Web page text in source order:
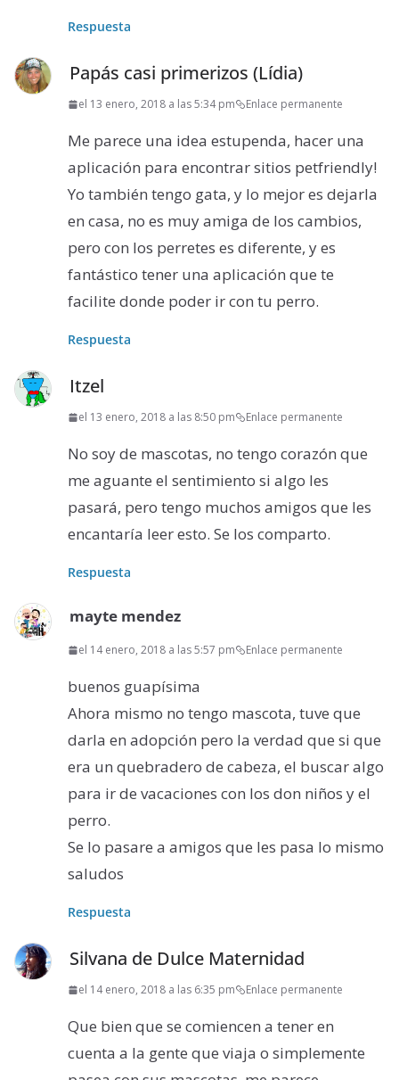
Respuesta
Papás casi primerizos (Lídia)
el 13 enero, 2018 a las 5:34 pm Enlace permanente
Me parece una idea estupenda, hacer una
aplicación para encontrar sitios petfriendly!
Yo también tengo gata, y lo mejor es dejarla
en casa, no es muy amiga de los cambios,
pero con los perretes es diferente, y es
fantástico tener una aplicación que te
facilite donde poder ir con tu perro.
Respuesta
Itzel
el 13 enero, 2018 a las 8:50 pm Enlace permanente
No soy de mascotas, no tengo corazón que
me aguante el sentimiento si algo les
pasará, pero tengo muchos amigos que les
encantaría leer esto. Se los comparto.
Respuesta
mayte mendez
el 14 enero, 2018 a las 5:57 pm Enlace permanente
buenos guapísima
Ahora mismo no tengo mascota, tuve que
darla en adopción pero la verdad que si que
era un quebradero de cabeza, el buscar algo
para ir de vacaciones con los don niños y el
perro.
Se lo pasare a amigos que les pasa lo mismo
saludos
Respuesta
Silvana de Dulce Maternidad
el 14 enero, 2018 a las 6:35 pm Enlace permanente
Que bien que se comiencen a tener en
cuenta a la gente que viaja o simplemente